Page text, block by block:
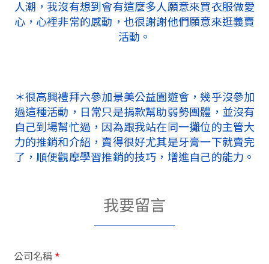
人潮，我沒有想到會有這麼多人願意來買衣服做愛
心，心裡非常的感動，也很謝謝他們願意來逛義賣
活動。
＊很高興禮拜六參加景美公益園遊會，幾乎沒參加
過這種活動，日常只是捐款幫助弱勢團體，並沒有
自己到場幫忙過，因為跟我站在同一攤位的主管大
力的推銷和介紹，賣得很好尤其是牙膏一下就賣完
了，順便觀摩學習推銷的技巧，增進自己的能力。
我要留言
公司名稱 *